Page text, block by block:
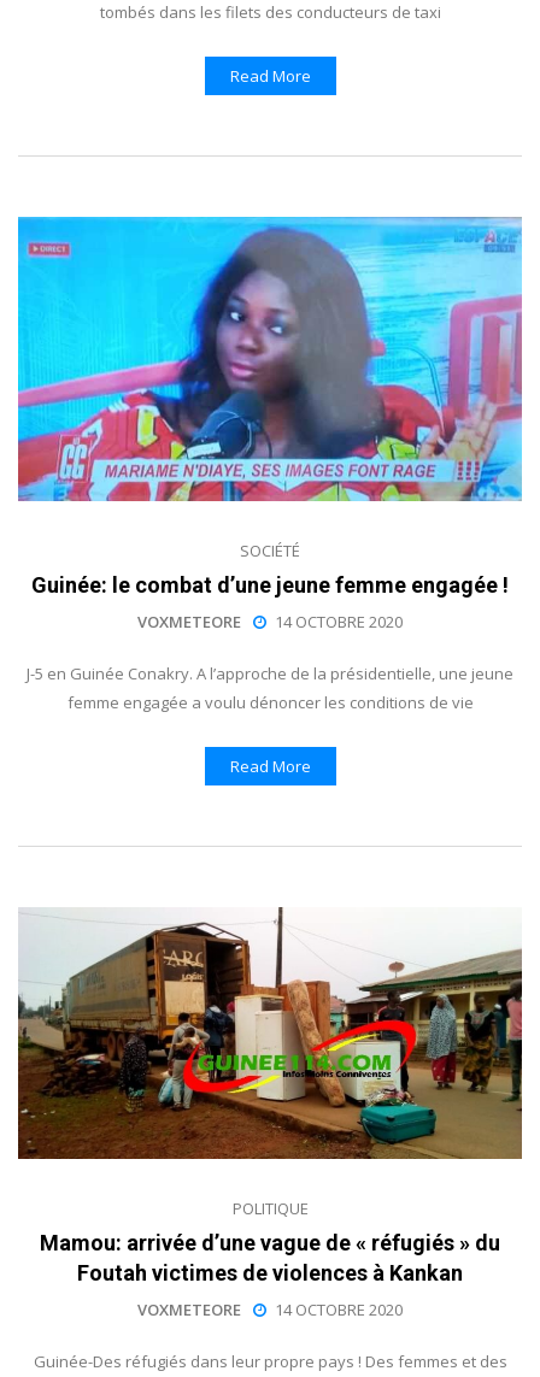
tombés dans les filets des conducteurs de taxi
Read More
SOCIÉTÉ
Guinée: le combat d’une jeune femme engagée !
VOXMETEORE 14 OCTOBRE 2020
J-5 en Guinée Conakry. A l’approche de la présidentielle, une jeune
femme engagée a voulu dénoncer les conditions de vie
Read More
POLITIQUE
Mamou: arrivée d’une vague de « réfugiés » du
Foutah victimes de violences à Kankan
VOXMETEORE 14 OCTOBRE 2020
Guinée-Des réfugiés dans leur propre pays ! Des femmes et des